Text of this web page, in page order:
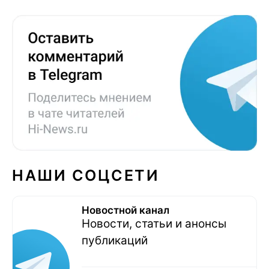
НАШИ СОЦСЕТИ
Новостной канал
Новости, статьи и анонсы
публикаций